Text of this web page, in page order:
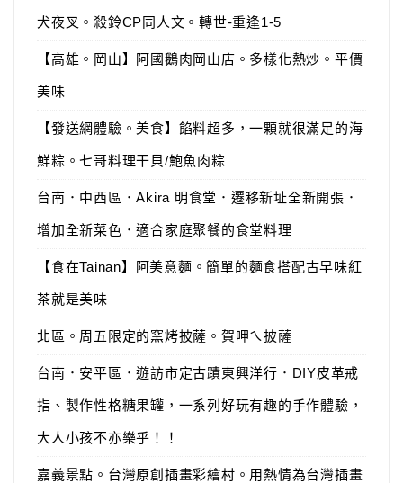
犬夜叉。殺鈴CP同人文。轉世-重逢1-5
【高雄。岡山】阿國鵝肉岡山店。多樣化熱炒。平價
美味
【發送網體驗。美食】餡料超多，一顆就很滿足的海
鮮粽。七哥料理干貝/鮑魚肉粽
台南．中西區．Akira 明食堂．遷移新址全新開張．
增加全新菜色．適合家庭聚餐的食堂料理
【食在Tainan】阿美意麵。簡單的麵食搭配古早味紅
茶就是美味
北區。周五限定的窯烤披薩。賀呷ㄟ披薩
台南．安平區．遊訪市定古蹟東興洋行．DIY皮革戒
指、製作性格糖果罐，一系列好玩有趣的手作體驗，
大人小孩不亦樂乎！！
嘉義景點。台灣原創插畫彩繪村。用熱情為台灣插畫